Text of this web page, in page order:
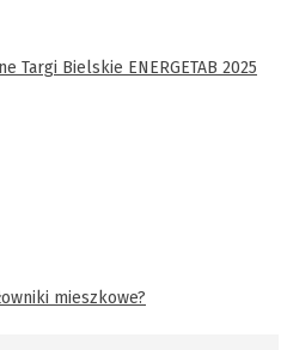
Targi Bielskie ENERGETAB 2025
mieszkowe?